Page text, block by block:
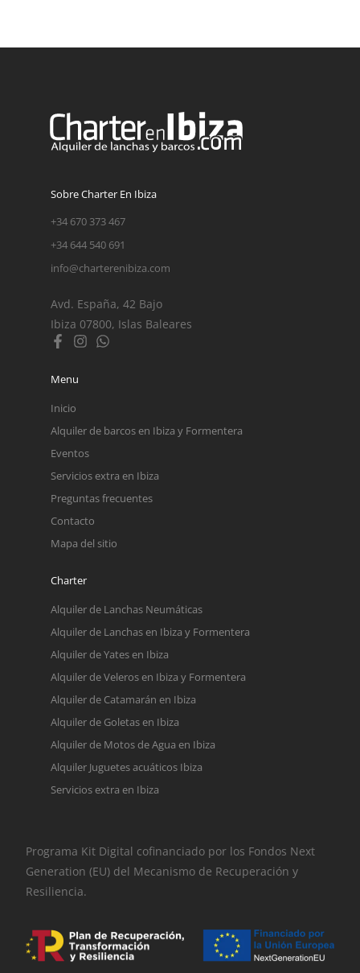
Sobre Charter En Ibiza
+34 670 373 467
+34 644 540 691
info@charterenibiza.com
Avd. España, 42 Bajo
Ibiza 07800, Islas Baleares
Menu
Inicio
Alquiler de barcos en Ibiza y Formentera
Eventos
Servicios extra en Ibiza
Preguntas frecuentes
Contacto
Mapa del sitio
Charter
Alquiler de Lanchas Neumáticas
Alquiler de Lanchas en Ibiza y Formentera
Alquiler de Yates en Ibiza
Alquiler de Veleros en Ibiza y Formentera
Alquiler de Catamarán en Ibiza
Alquiler de Goletas en Ibiza
Alquiler de Motos de Agua en Ibiza
Alquiler Juguetes acuáticos Ibiza
Servicios extra en Ibiza
Programa Kit Digital cofinanciado por los Fondos Next
Generation (EU) del Mecanismo de Recuperación y
Resiliencia.